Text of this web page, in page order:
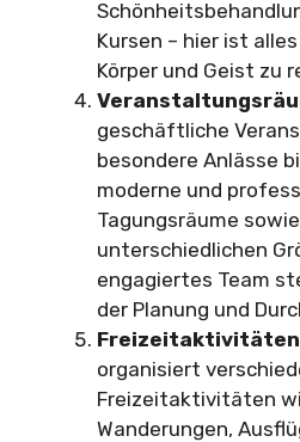
Kursen – hier ist
Körper und Geist zu
geschäftliche
besondere Anlässe
moderne und
Tagungsräume
unterschiedlichen
engagiertes Team
der Planung und
organisiert
Freizeitaktivitäten
Wanderungen,